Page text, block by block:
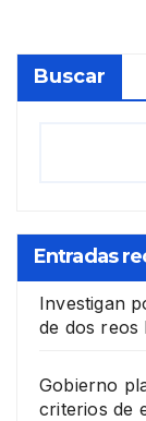
Buscar
Entradas
Investigan
de dos reos
Gobierno
criterios de